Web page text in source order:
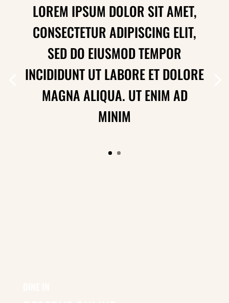
LOREM IPSUM DOLOR SIT AMET,
CONSECTETUR ADIPISCING ELIT,
SED DO EIUSMOD TEMPOR
INCIDIDUNT UT LABORE ET DOLORE
MAGNA ALIQUA. UT ENIM AD
MINIM